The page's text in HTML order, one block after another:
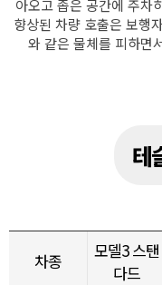
아오고 좁은 공간에 주차
향상된 차량 호출은 보행
와 같은 물체를 피하면
테
차종
모델3 스탠
다드